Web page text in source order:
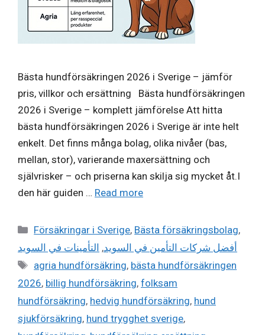
Bästa hundförsäkringen 2026 i Sverige – jämför
pris, villkor och ersättning Bästa hundförsäkringen
2026 i Sverige – komplett jämförelse Att hitta
bästa hundförsäkringen 2026 i Sverige är inte helt
enkelt. Det finns många bolag, olika nivåer (bas,
mellan, stor), varierande maxersättning och
självrisker – och priserna kan skilja sig mycket åt.I
den här guiden … Read more
Categories
Försäkringar i Sverige, Bästa försäkringsbolag,
أفضل شركات التأمين في السويد, التأمينات في السويد
Tags
agria hundförsäkring, bästa hundförsäkringen
2026, billig hundförsäkring, folksam
hundförsäkring, hedvig hundförsäkring, hund
sjukförsäkring, hund trygghet sverige,